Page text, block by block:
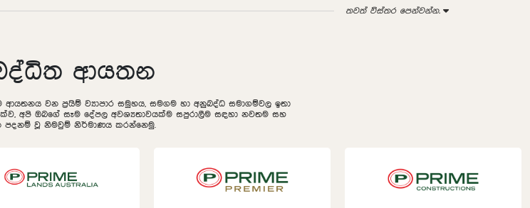
තවත් විස්තර පෙන්වන්න.
ආයතන
ආයතනය වන ප්‍රයිම් ව්‍යාපාර සමුහය, සමගම හා අනුබද්ධ සමාගම්වල ඉතා
අපි ඔබගේ සෑම දේපල අවශ්‍යතාවයක්ම සපුරාලීම සඳහා නවතම සහ
පදනම් වූ නිමවුම් නිර්මාණය කරන්නෙමු.